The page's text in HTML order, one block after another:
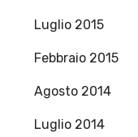
Luglio 2015
Febbraio 2015
Agosto 2014
Luglio 2014